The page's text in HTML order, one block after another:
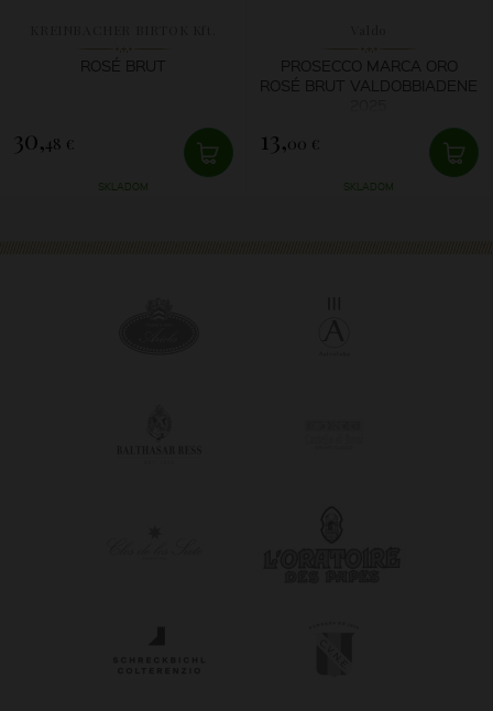
ROSÉ BRUT
30,48 €
SKLADOM
PROSECCO MARCA ORO
ROSÉ BRUT VALDOBBIADENE
13,00 €
SKLADOM